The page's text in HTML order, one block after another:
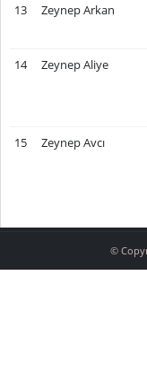
13 Zeynep Arkan
14 Zeynep Aliye
15 Zeynep Avcı
©